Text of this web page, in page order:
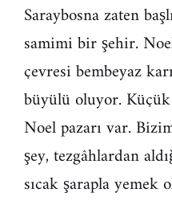
Saraybosna zaten
samimi bir şehir.
çevresi bembeyaz
büyülü oluyor.
Noel pazarı var.
şey, tezgâhlardan
sıcak şarapla yemek